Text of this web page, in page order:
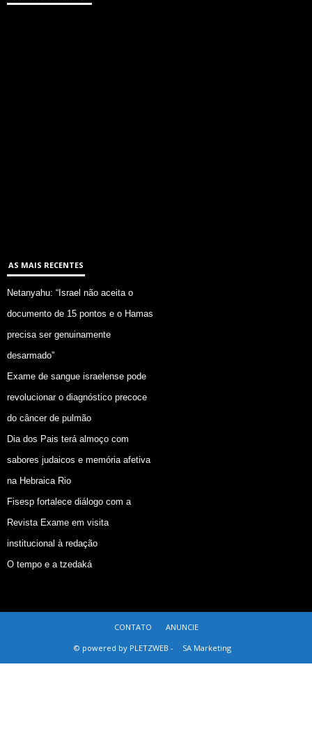
AS MAIS RECENTES
Netanyahu: “Israel não aceita o
documento de 15 pontos e o Hamas
precisa ser genuinamente
desarmado”
Exame de sangue israelense pode
revolucionar o diagnóstico precoce
do câncer de pulmão
Dia dos Pais terá almoço com
sabores judaicos e memória afetiva
na Hebraica Rio
Fisesp fortalece diálogo com a
Revista Exame em visita
institucional à redação
O tempo e a tzedaká
CONTATO
ANUNCIE
© powered by PLETZWEB -
SA Marketing